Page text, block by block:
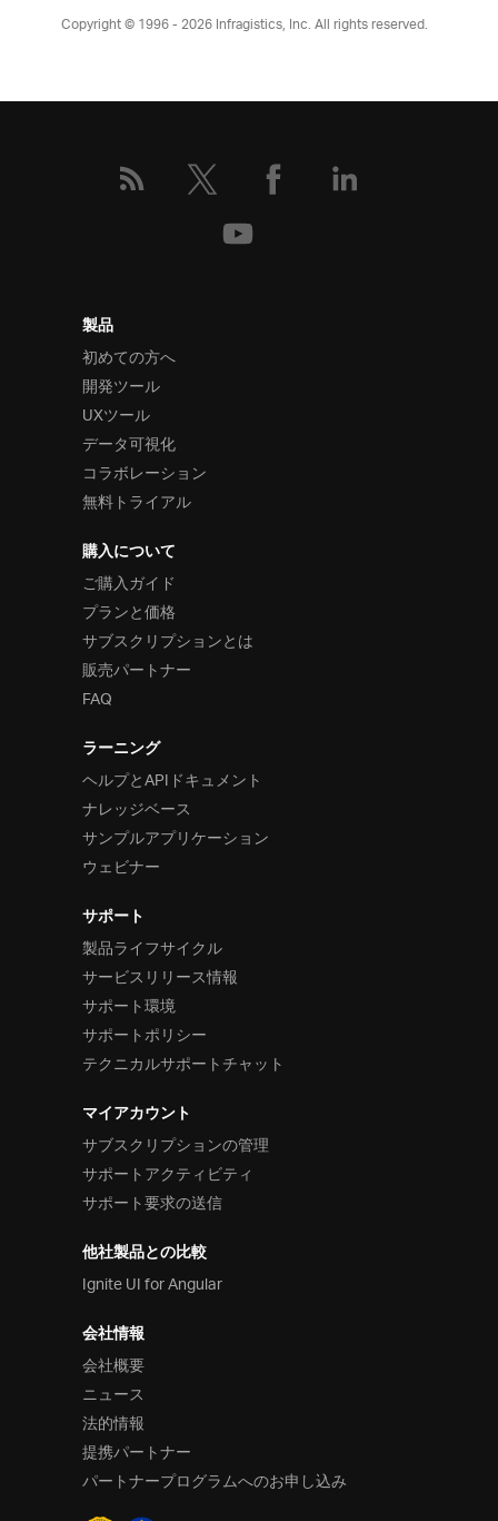
Copyright © 1996 - 2026Infragistics, Inc. All rights reserved.
製品
初めての方へ
開発ツール
UXツール
データ可視化
コラボレーション
無料トライアル
購入について
ご購入ガイド
プランと価格
サブスクリプションとは
販売パートナー
FAQ
ラーニング
ヘルプとAPIドキュメント
ナレッジベース
サンプルアプリケーション
ウェビナー
サポート
製品ライフサイクル
サービスリリース情報
サポート環境
サポートポリシー
テクニカルサポートチャット
マイアカウント
サブスクリプションの管理
サポートアクティビティ
サポート要求の送信
他社製品との比較
Ignite UI for Angular
会社情報
会社概要
ニュース
法的情報
提携パートナー
パートナープログラムへのお申し込み